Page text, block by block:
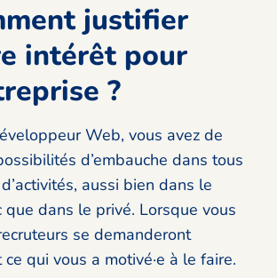
justifier
intérêt pour
?
Web, vous avez de
d’embauche dans tous
aussi bien dans le
que dans le privé. Lorsque vous
se demanderont
qui vous a motivé·e à le faire.